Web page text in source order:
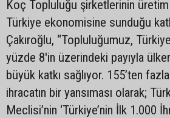
Koç Topluluğu şirketlerinin üretim
Türkiye ekonomisine sunduğu
Çakıroğlu, “Topluluğumuz,
yüzde 8'in üzerindeki payıyla
büyük katkı sağlıyor. 155’ten
ihracatın bir yansıması olarak;
Meclisi’nin ‘Türkiye’nin İlk 1.000